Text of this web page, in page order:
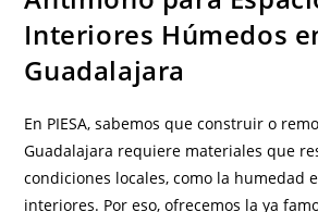
Interiores Húmedos
Guadalajara
En PIESA, sabemos que construir o
Guadalajara requiere materiales que
condiciones locales, como la humedad
interiores. Por eso, ofrecemos la ya